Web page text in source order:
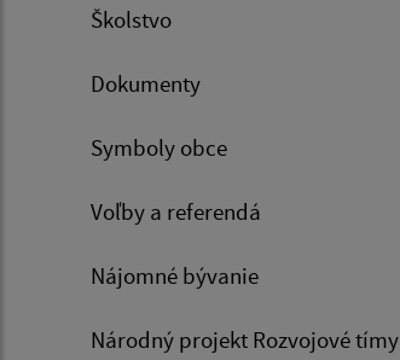
Školstvo
Dokumenty
Symboly obce
Voľby a referendá
Nájomné bývanie
Národný projekt Rozvojové tímy